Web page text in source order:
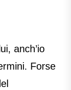
anch’io
Forse